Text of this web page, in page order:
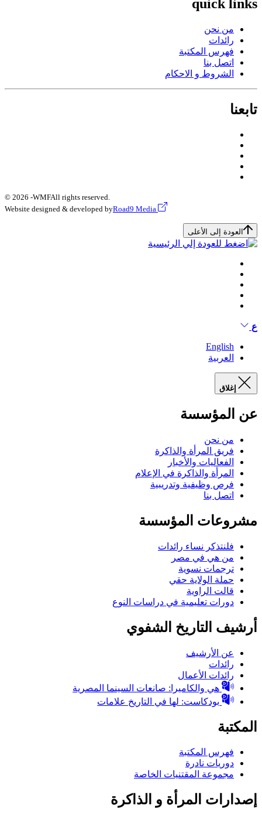
quick links
من نحن
رائدات
فهرس المكتبة
اتصل بنا
الشروط و الاحكام
تابعنا
© 2026 -WMFAll rights reserved.
Website designed & developed byRoad9 Media
العودة إلى الأعلى
ع
English
العربية
إغلاق
عن المؤسسة
من نحن
فريق المرأة والذاكرة
الفعاليات والأخبار
المرأة والذاكرة في الإعلام
فرص وظيفية وتدريبية
اتصل بنا
مشروعات المؤسسة
فلنتذكر نساء رائدات
من هي في مصر
ترجمات نسوية
حملة الولاية حقي
قالت الراوية
دورات تعليمية في دراسات النوع
أرشيف التاريخ الشفوي
عن الأرشيف
رائدات
رائدات الأعمال
هي والكاميرا: صانعات السينما المصرية
بودكاست: لها في التاريخ علامات
المكتبة
فهرس المكتبة
دوريات نادرة
مجموعة المقتنيات الخاصة
إصدارات المرأة و الذاكرة